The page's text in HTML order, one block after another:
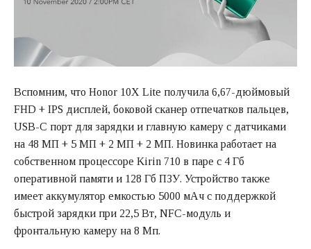
Вспомним, что Honor 10X Lite получила 6,67-дюймовый
FHD + IPS дисплей, боковой сканер отпечатков пальцев,
USB-C порт для зарядки и главную камеру с датчиками
на 48 МП + 5 МП + 2 МП + 2 МП. Новинка работает на
собственном процессоре Kirin 710 в паре с 4 Гб
оперативной памяти и 128 Гб ПЗУ. Устройство также
имеет аккумулятор емкостью 5000 мАч с поддержкой
быстрой зарядки при 22,5 Вт, NFC-модуль и
фронтальную камеру на 8 Мп.